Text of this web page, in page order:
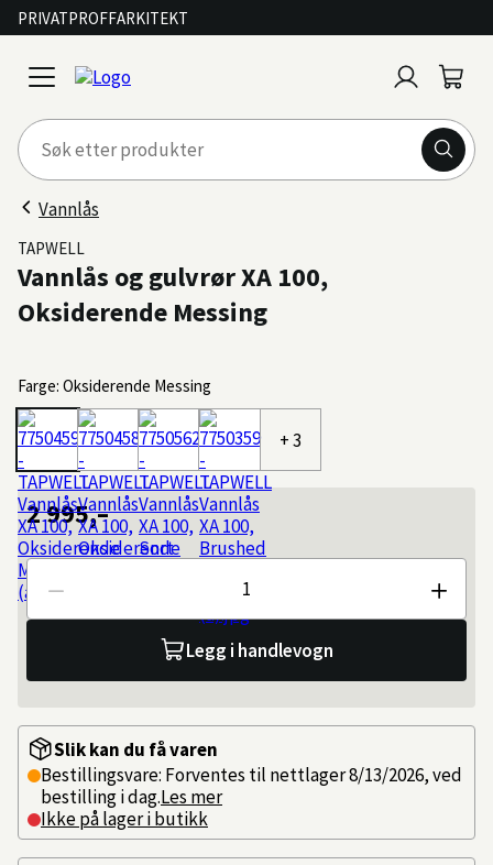
PRIVATPROFFARKITEKT
open
menu
inn
Vannlås
TAPWELL
Vannlås og gulvrør XA 100,
Oksiderende Messing
Farge: Oksiderende Messing
+ 3
2 995,–
Antall
Legg i handlevogn
Slik kan du få varen
Bestillingsvare: Forventes til nettlager 8/13/2026, ved
bestilling i dag.Les mer
Ikke på lager i butikk